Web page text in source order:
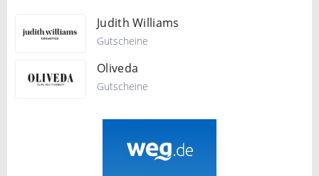
Judith Williams
Gutscheine
Oliveda
Gutscheine